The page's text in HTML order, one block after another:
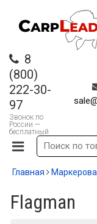
8
(800)
222-30-
97
Звонок по
России —
бесплатный
Главная
Flagman